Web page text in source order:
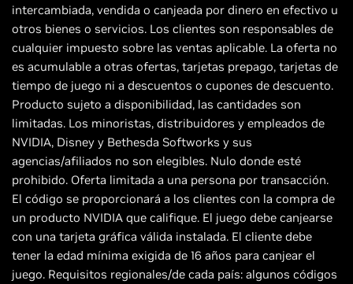
intercambiada, vendida o canjeada por dinero en efectivo u
otros bienes o servicios. Los clientes son responsables de
cualquier impuesto sobre las ventas aplicable. La oferta no
es acumulable a otras ofertas, tarjetas prepago, tarjetas de
tiempo de juego ni a descuentos o cupones de descuento.
Producto sujeto a disponibilidad, las cantidades son
limitadas. Los minoristas, distribuidores y empleados de
NVIDIA, Disney y Bethesda Softworks y sus
agencias/afiliados no son elegibles. Nulo donde esté
prohibido. Oferta limitada a una persona por transacción.
El código se proporcionará a los clientes con la compra de
un producto NVIDIA que califique. El juego debe canjearse
con una tarjeta gráfica válida instalada. El cliente debe
tener la edad mínima exigida de 16 años para canjear el
juego. Requisitos regionales/de cada país: algunos códigos